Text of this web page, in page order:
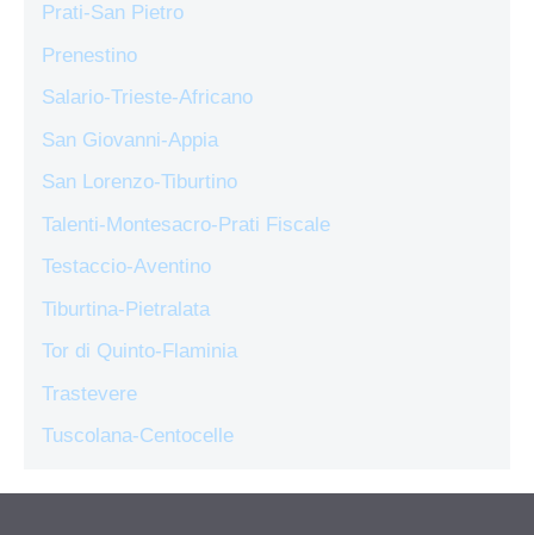
Prati-San Pietro
Prenestino
Salario-Trieste-Africano
San Giovanni-Appia
San Lorenzo-Tiburtino
Talenti-Montesacro-Prati Fiscale
Testaccio-Aventino
Tiburtina-Pietralata
Tor di Quinto-Flaminia
Trastevere
Tuscolana-Centocelle